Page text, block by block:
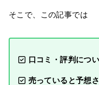
そこで、この記事では
口コミ・評判につ
売っていると予想